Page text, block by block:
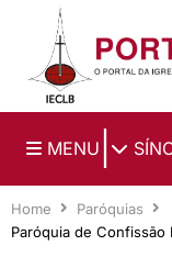
Ir para o conteúdo
MENU
Home
Paróquias
Paróquia de